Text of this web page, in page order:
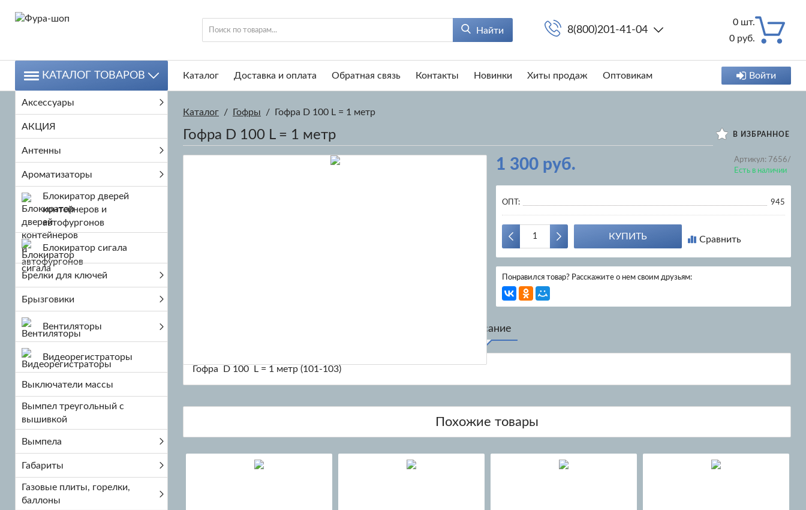
Найти 8(800)201-41-04
0 шт.
0 руб.
КАТАЛОГ ТОВАРОВ
Аксессуары
АКЦИЯ
Антенны
Ароматизаторы
Блокиратор дверей
контейнеров и
автофургонов
Блокиратор сигала
Брелки для ключей
Брызговики
Вентиляторы
Видеорегистраторы
Выключатели массы
Вымпел треугольный с
вышивкой
Вымпела
Габариты
Газовые плиты, горелки,
баллоны
Каталог Доставка и оплата Обратная связь Контакты Новинки Хиты продаж Оптовикам Войти
Каталог / Гофры / Гофра D 100 L = 1 метр
В ИЗБРАННОЕ
Гофра D 100 L = 1 метр
1 300 руб. Артикул: 7656/
Есть в наличии
ОПТ: 945
КУПИТЬ Сравнить
Понравился товар? Расскажите о нем своим друзьям:
Описание
Гофра D 100 L = 1 метр (101-103)